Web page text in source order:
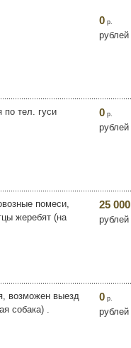
0 р.
рублей
тел. гуси
0 р.
рублей
помеси,
жеребят (на
25 000
рублей
возможен выезд
собака) .
0 р.
рублей